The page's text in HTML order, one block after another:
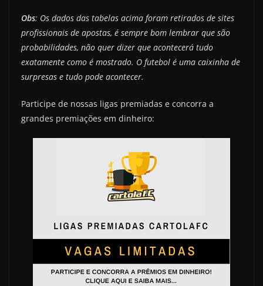
Obs: Os dados das tabelas acima foram retirados de sites
profissionais de apostas, é sempre bom lembrar que são
probabilidades, não quer dizer que acontecerá tudo
exatamente como é mostrado. O futebol é uma caixinha de
surpresas e tudo pode acontecer.
Participe de nossas ligas premiadas e concorra a
grandes premiações em dinheiro: